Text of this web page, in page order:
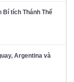
Bí tích Thánh Thể
Argentina và